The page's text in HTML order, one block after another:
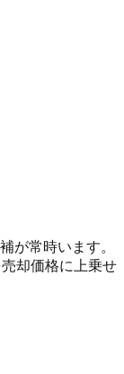
が常時います。
却価格に上乗せ